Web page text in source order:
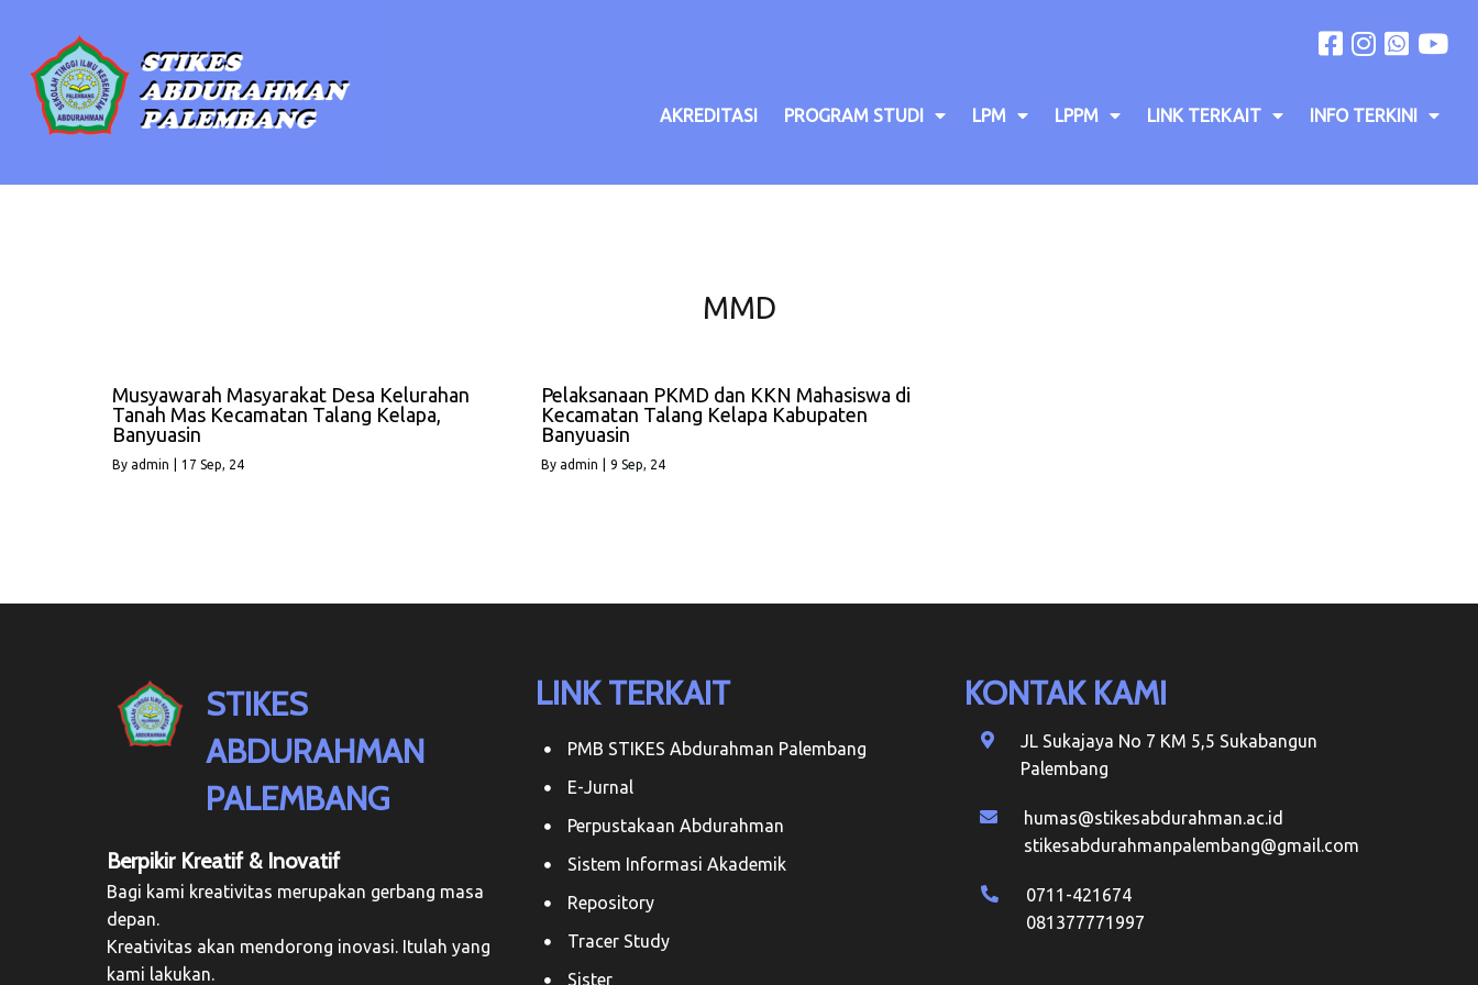
AKREDITASI PROGRAM STUDI LPM LPPM LINK TERKAIT INFO TERKINI
MMD
Musyawarah Masyarakat Desa Kelurahan
Tanah Mas Kecamatan Talang Kelapa,
Banyuasin
By admin 17 Sep, 24
Pelaksanaan PKMD dan KKN Mahasiswa di
Kecamatan Talang Kelapa Kabupaten
Banyuasin
By admin 9 Sep, 24
STIKES
ABDURAHMAN
PALEMBANG
Berpikir Kreatif & Inovatif
Bagi kami kreativitas merupakan gerbang masa
depan.
Kreativitas akan mendorong inovasi. Itulah yang
kami lakukan.
LINK TERKAIT
PMB STIKES Abdurahman Palembang
E-Jurnal
Perpustakaan Abdurahman
Sistem Informasi Akademik
Repository
Tracer Study
Sister
KONTAK KAMI
JL Sukajaya No 7 KM 5,5 Sukabangun
Palembang
humas@stikesabdurahman.ac.id
stikesabdurahmanpalembang@gmail.com
0711-421674
081377771997